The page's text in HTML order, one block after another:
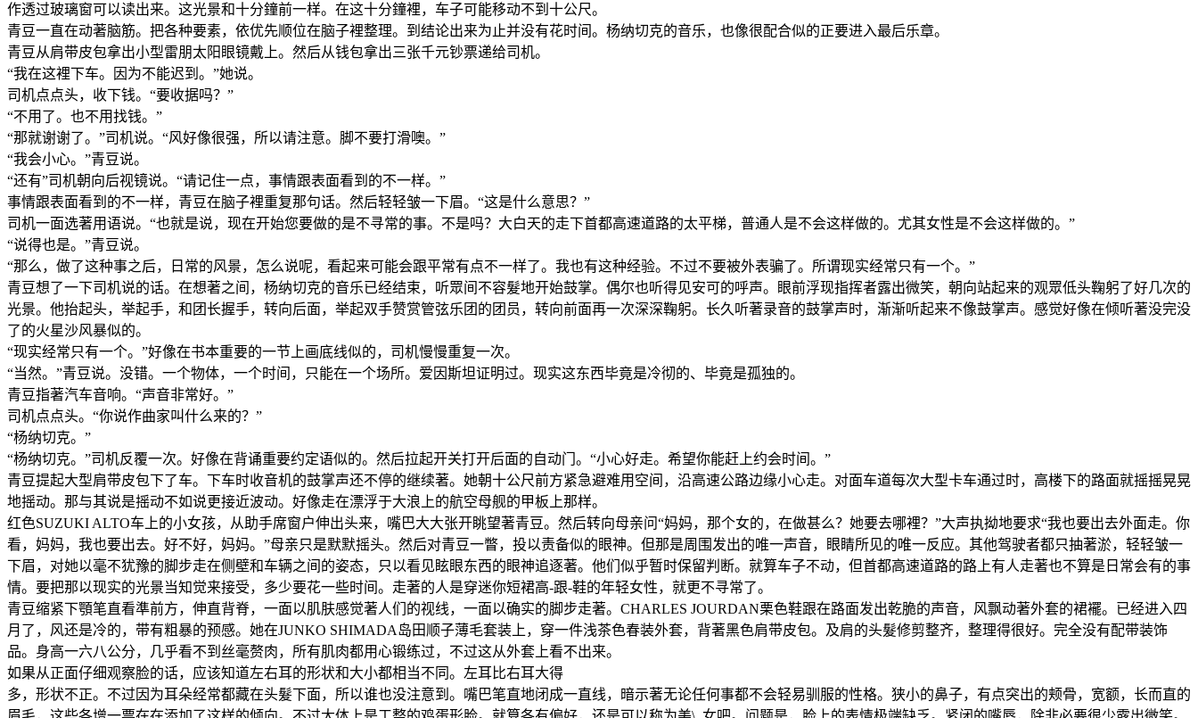
作透过玻璃窗可以读出来。这光景和十分鐘前一样。在这十分鐘裡，车子可能移动不到十公尺。
青豆一直在动著脑筋。把各种要素，依优先顺位在脑子裡整理。到结论出来为止并没有花时间。杨纳切克的音乐，也像很配合似的正要进入最后乐章。
青豆从肩带皮包拿出小型雷朋太阳眼镜戴上。然后从钱包拿出三张千元钞票递给司机。
“我在这裡下车。因为不能迟到。”她说。
司机点点头，收下钱。“要收据吗？”
“不用了。也不用找钱。”
“那就谢谢了。”司机说。“风好像很强，所以请注意。脚不要打滑噢。”
“我会小心。”青豆说。
“还有”司机朝向后视镜说。“请记住一点，事情跟表面看到的不一样。”
事情跟表面看到的不一样，青豆在脑子裡重复那句话。然后轻轻皱一下眉。“这是什么意思？”
司机一面选著用语说。“也就是说，现在开始您要做的是不寻常的事。不是吗？大白天的走下首都高速道路的太平梯，普通人是不会这样做的。尤其女性是不会这样做的。”
“说得也是。”青豆说。
“那么，做了这种事之后，日常的风景，怎么说呢，看起来可能会跟平常有点不一样了。我也有这种经验。不过不要被外表骗了。所谓现实经常只有一个。”
青豆想了一下司机说的话。在想著之间，杨纳切克的音乐已经结束，听眾间不容髮地开始鼓掌。偶尔也听得见安可的呼声。眼前浮现指挥者露出微笑，朝向站起来的观眾低头鞠躬了好几次的
光景。他抬起头，举起手，和团长握手，转向后面，举起双手赞赏管弦乐团的团员，转向前面再一次深深鞠躬。长久听著录音的鼓掌声时，渐渐听起来不像鼓掌声。感觉好像在倾听著没完没
了的火星沙风暴似的。
“现实经常只有一个。”好像在书本重要的一节上画底线似的，司机慢慢重复一次。
“当然。”青豆说。没错。一个物体，一个时间，只能在一个场所。爱因斯坦证明过。现实这东西毕竟是冷彻的、毕竟是孤独的。
青豆指著汽车音响。“声音非常好。”
司机点点头。“你说作曲家叫什么来的？”
“杨纳切克。”
“杨纳切克。”司机反覆一次。好像在背诵重要约定语似的。然后拉起开关打开后面的自动门。“小心好走。希望你能赶上约会时间。”
青豆提起大型肩带皮包下了车。下车时收音机的鼓掌声还不停的继续著。她朝十公尺前方紧急避难用空间，沿高速公路边缘小心走。对面车道每次大型卡车通过时，高楼下的路面就摇摇晃晃
地摇动。那与其说是摇动不如说更接近波动。好像走在漂浮于大浪上的航空母舰的甲板上那样。
红色SUZUKI ALTO车上的小女孩，从助手席窗户伸出头来，嘴巴大大张开眺望著青豆。然后转向母亲问“妈妈，那个女的，在做甚么？她要去哪裡？”大声执拗地要求“我也要出去外面走。你
看，妈妈，我也要出去。好不好，妈妈。”母亲只是默默摇头。然后对青豆一瞥，投以责备似的眼神。但那是周围发出的唯一声音，眼睛所见的唯一反应。其他驾驶者都只抽著淤，轻轻皱一
下眉，对她以毫不犹豫的脚步走在侧壁和车辆之间的姿态，只以看见眩眼东西的眼神追逐著。他们似乎暂时保留判断。就算车子不动，但首都高速道路的路上有人走著也不算是日常会有的事
情。要把那以现实的光景当知觉来接受，多少要花一些时间。走著的人是穿迷你短裙高-跟-鞋的年轻女性，就更不寻常了。
青豆缩紧下顎笔直看準前方，伸直背脊，一面以肌肤感觉著人们的视线，一面以确实的脚步走著。CHARLES JOURDAN栗色鞋跟在路面发出乾脆的声音，风飘动著外套的裙襬。已经进入四
月了，风还是冷的，带有粗暴的预感。她在JUNKO SHIMADA岛田顺子薄毛套装上，穿一件浅茶色春装外套，背著黑色肩带皮包。及肩的头髮修剪整齐，整理得很好。完全没有配带装饰
品。身高一六八公分，几乎看不到丝毫赘肉，所有肌肉都用心锻练过，不过这从外套上看不出来。
如果从正面仔细观察脸的话，应该知道左右耳的形状和大小都相当不同。左耳比右耳大得
多，形状不正。不过因为耳朵经常都藏在头髮下面，所以谁也没注意到。嘴巴笔直地闭成一直线，暗示著无论任何事都不会轻易驯服的性格。狭小的鼻子，有点突出的颊骨，宽额，长而直的